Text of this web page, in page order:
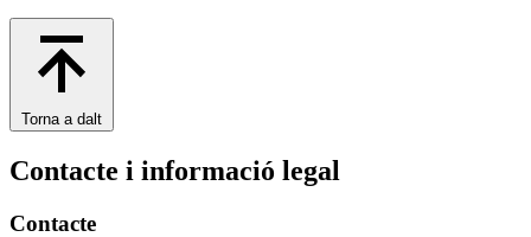
Torna a dalt
Contacte i informació legal
Contacte